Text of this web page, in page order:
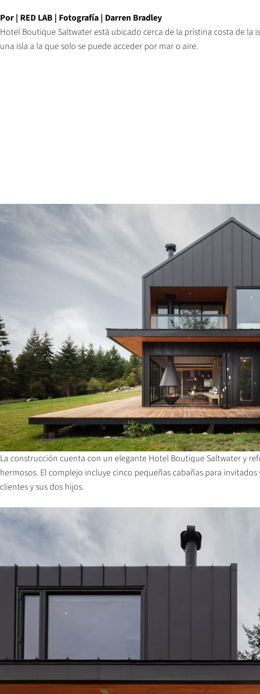
Por | RED LAB | Fotografía | Darren Bradley
Hotel Boutique Saltwater está ubicado cerca de la prístina costa de la
una isla a la que solo se puede acceder por mar o aire.
La construcción cuenta con un elegante Hotel Boutique Saltwater y
hermosos. El complejo incluye cinco pequeñas cabañas para invitados
clientes y sus dos hijos.